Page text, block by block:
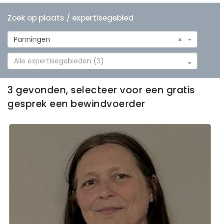
Zoek op plaats / expertisegebied
×
Panningen
Alle expertisegebieden (3)
3 gevonden, selecteer voor een gratis
gesprek een bewindvoerder